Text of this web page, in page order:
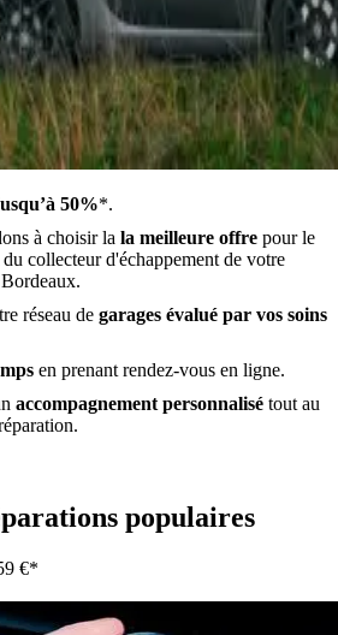
50%*.
à choisir la la meilleure offre pour le
collecteur d'échappement de votre
réseau de garages évalué par vos soins
en prenant rendez-vous en ligne.
accompagnement personnalisé tout au
populaires
€*